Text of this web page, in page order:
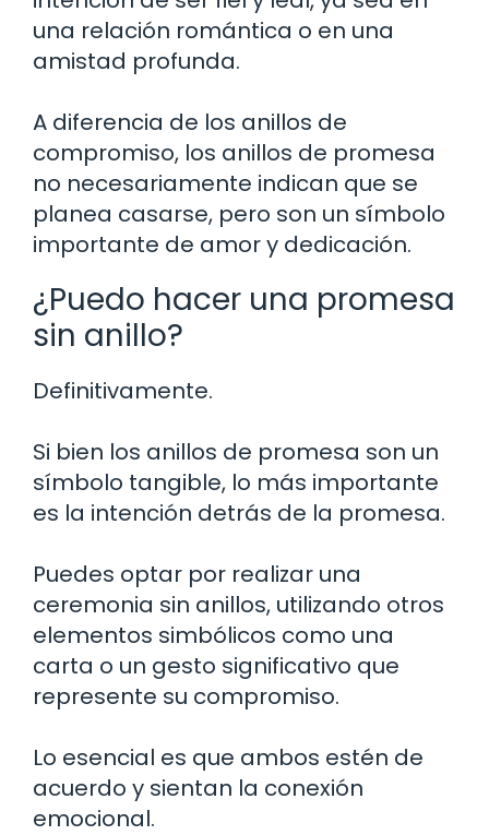
una relación romántica o en una
amistad profunda.
A diferencia de los anillos de
compromiso, los anillos de promesa
no necesariamente indican que se
planea casarse, pero son un símbolo
importante de amor y dedicación.
¿Puedo hacer una promesa
sin anillo?
Definitivamente.
Si bien los anillos de promesa son un
símbolo tangible, lo más importante
es la intención detrás de la promesa.
Puedes optar por realizar una
ceremonia sin anillos, utilizando otros
elementos simbólicos como una
carta o un gesto significativo que
represente su compromiso.
Lo esencial es que ambos estén de
acuerdo y sientan la conexión
emocional.